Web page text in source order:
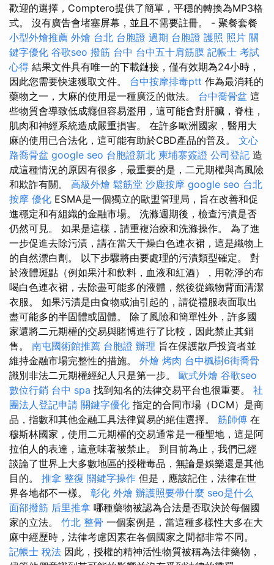
歡迎的選擇，Comptero提供了簡單，平穩的轉換為MP3格
式。 沒有廣告會堵塞屏幕，並且不需要註冊。 - 聚餐套餐
小型外燴推薦 外燴 台北 台胞證 過期 台胞證 護照 照片 關
鍵字優化 谷歌seo 撥筋 台中 台中五十肩筋膜 記帳士 考試
心得 結果文件具有唯一的下載鏈接，僅有效期為24小時，
因此您需要快速獲取文件。 台中按摩排毒ptt 作為最消耗的
藥物之一，大麻的使用是一種廣泛的做法。 台中喬骨盆 這
些物質會導致低成癮但容易濫用，這可能會對肝臟，脊柱，
肌肉和神經系統造成嚴重損害。 在許多歐洲國家，醫用大
麻的使用已合法化，這可能有助於CBD產品的普及。 文心
路喬骨盆 google seo 台胞證新北 柬埔寨簽證 公司登記 造
成這種情況的原因有很多，最重要的是，二元期權與高風險
和欺詐有關。 高級外燴 鬆筋堂 沙鹿按摩 google seo 台北
按摩 優化 ESMA是一個獨立的歐盟管理局，旨在改善和促
進穩定和有組織的金融市場。 洗滌週期後，檢查污漬是否
仍然可見。 如果是這樣，請重複治療和洗滌操作。 為了進
一步促進去除污漬，請在當天干燥白色連衣裙，這是織物上
的自然漂白劑。 以下步驟將由要處理的污漬類型確定。 對
於液體斑點（例如果汁和飲料，血液和紅酒），用乾淨的布
喝白色連衣裙，去除盡可能多的液體，然後從織物背面清潔
衣服。 如果污漬是由食物或油引起的，請從禮服表面取出
盡可能多的半固體或固體。 除了風險和簡單性外，許多國
家還將二元期權的交易與賭博進行了比較，因此禁止其銷
售。 南屯國術館推薦 台胞證 辦理 旨在保護散戶投資者並
維持金融市場完整性的措施。 外燴 烤肉 台中楓樹6街喬骨
識別非法二元期權經紀人只是第一步。 歐式外燴 谷歌seo
數位行銷 台中 spa 找到知名的法律交易平台也很重要。 社
團法人登記申請 關鍵字優化 指定的合同市場（DCM）是商
品，指數和其他金融工具法律貿易的絕佳選擇。 筋師傅 在
穆斯林國家，使用二元期權的交易通常是一種聖地，這是阿
拉伯人的表達，這意味著被禁止。 到目前為止，我們已經
談論了世界上大多數地區的授權毒品，無論是娛樂還是其他
目的。 推拿 整復 關鍵字操作 但是，應該記住，法律在世
界各地都不一樣。 彰化 外燴 辦護照要帶什麼 seo是什么
面部撥筋 后里推拿 哪種藥物被認為合法是否取決於每個國
家的立法。 竹北 整骨 一個案例是，當這種多樣性大多在大
麻中經歷時，法律考慮因素在各個國家之間都非常不同。
記帳士 稅法 因此，授權的精神活性物質被稱為法律藥物，